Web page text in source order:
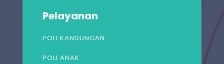
Pelayanan
POLI KANDUNGAN
POLI ANAK